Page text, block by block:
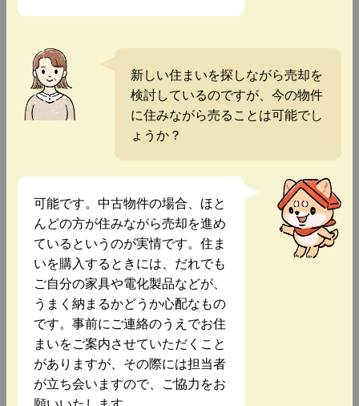
新しい住まいを探しながら売却を
検討しているのですが、今の物件
に住みながら売ることは可能でし
ょうか？
可能です。中古物件の場合、ほと
んどの方が住みながら売却を進め
ているというのが実情です。住ま
いを購入するときには、だれでも
ご自分の家具や電化製品などが、
うまく納まるかどうか心配なもの
です。事前にご連絡のうえでお住
まいをご案内させていただくこと
がありますが、その際には担当者
が立ち会いますので、ご協力をお